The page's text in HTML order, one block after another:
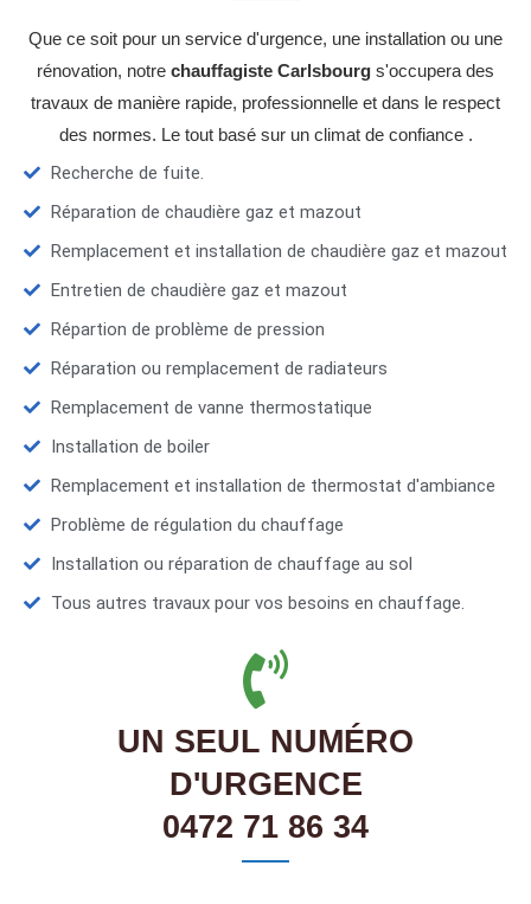
Que ce soit pour un service d'urgence, une installation ou une
rénovation, notre chauffagiste Carlsbourg s'occupera des
travaux de manière rapide, professionnelle et dans le respect
des normes. Le tout basé sur un climat de confiance .
Recherche de fuite.
Réparation de chaudière gaz et mazout
Remplacement et installation de chaudière gaz et mazout
Entretien de chaudière gaz et mazout
Répartion de problème de pression
Réparation ou remplacement de radiateurs
Remplacement de vanne thermostatique
Installation de boiler
Remplacement et installation de thermostat d'ambiance
Problème de régulation du chauffage
Installation ou réparation de chauffage au sol
Tous autres travaux pour vos besoins en chauffage.
UN SEUL NUMÉRO
D'URGENCE
0472 71 86 34